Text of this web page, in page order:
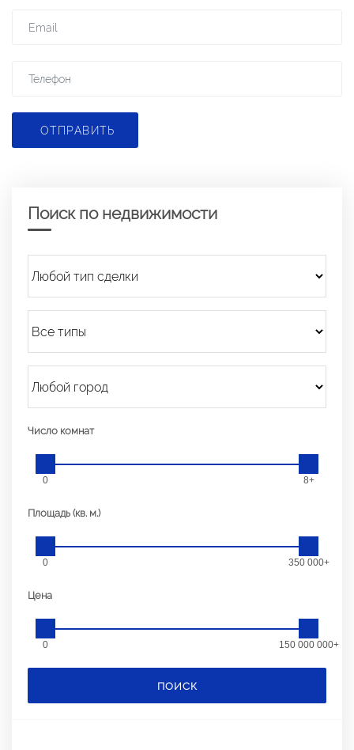
ОТПРАВИТЬ
Поиск по недвижимости
Число комнат
0 8+
Площадь (кв. м.)
0 350 000+
Цена
0 150 000 000+
ПОИСК